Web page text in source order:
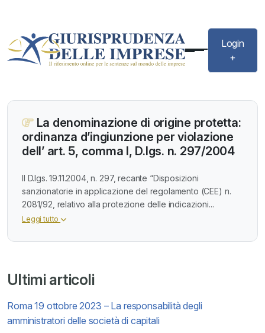
Login
+
Ultimi articoli
Roma 19 ottobre 2023 – La responsabilità degli
amministratori delle società di capitali
La denominazione di origine protetta:
ordinanza d’ingiunzione per violazione
dell’ art. 5, comma I, D.lgs. n. 297/2004
Il D.lgs. 19.11.2004, n. 297, recante “Disposizioni
sanzionatorie in applicazione del regolamento (CEE) n.
2081/92, relativo alla protezione delle indicazioni...
Leggi tutto